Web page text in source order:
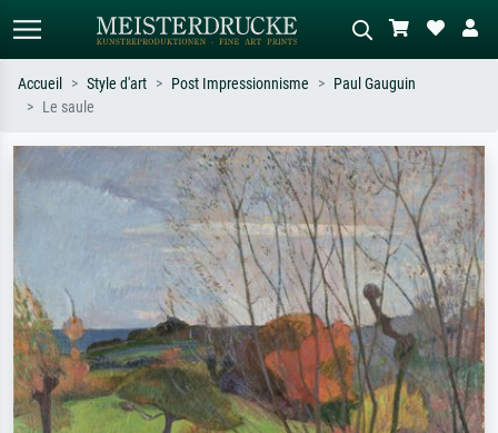
Recherchez par artiste, titre ou style –
ex. Monet, Nuit étoilée,
impressionnisme, vague de Hokusai,
nu.
Décrivez la scène – ex. prairie verte,
abstrait avec beaucoup de rouge,
tableau sombre, nu debout près d'un
arbre.
Accueil Style d'art Post Impressionnisme
Paul Gauguin
Le saule